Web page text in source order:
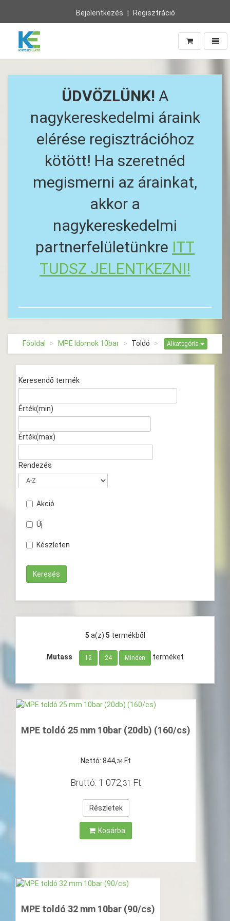
Bejelentkezés Regisztráció
Vissza
ÜDVÖZLÜNK! A
nagykereskedelmi áraink
elérése regisztrációhoz
kötött! Ha szeretnéd
megismerni az árainkat,
akkor a
nagykereskedelmi
partnerfelületünkre ITT
TUDSZ JELENTKEZNI!
Főoldal MPE Idomok 10bar Toldó Alkategória
Keresendő termék
Érték(min)
Érték(max)
Rendezés
Akció
Új
Készleten
5 a(z) 5 termékből
Mutass 12 24 Minden terméket
MPE toldó 25 mm 10bar (20db) (160/cs)
Nettó: 844,34 Ft
Bruttó: 1 072,31 Ft
Részletek
Kosárba
MPE toldó 32 mm 10bar (90/cs)